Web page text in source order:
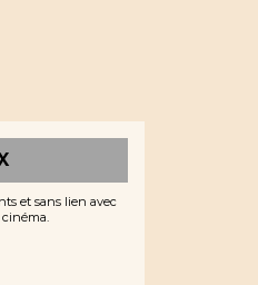
et sans lien avec